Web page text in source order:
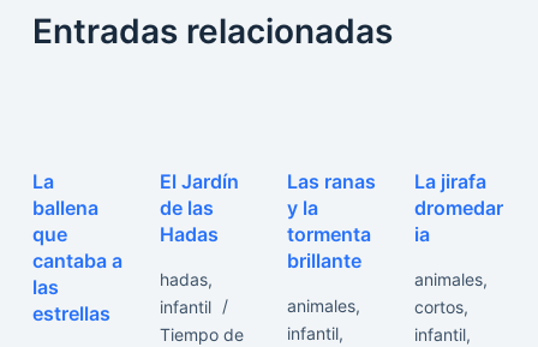
Entradas relacionadas
La
ballena
que
cantaba a
las
estrellas
El Jardín
de las
Hadas
hadas,
infantil
Tiempo de
Las ranas
y la
tormenta
brillante
animales,
infantil,
La jirafa
dromedar
ia
animales,
cortos,
infantil,